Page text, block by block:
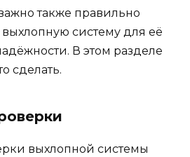
также правильно
систему для её
В этом разделе
сделать.
выхлопной системы